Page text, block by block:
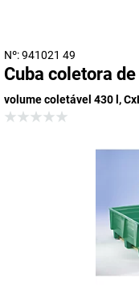
Nº: 941021 49
Cuba coletora
volume coletável 430 l,